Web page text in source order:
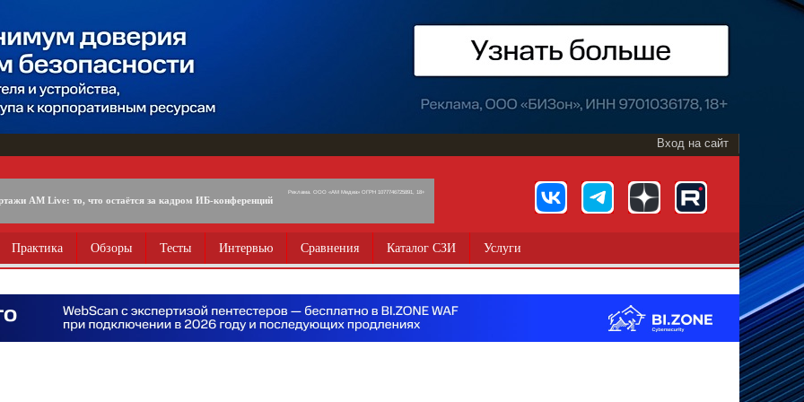
Вход на сайт
AM Live: то, что остаётся за кадром ИБ-конференций
Реклама. ООО «АМ Медиа» ОГРН 1077746725891, 18+
Практика Обзоры Тесты Интервью Сравнения Каталог СЗИ Услуги